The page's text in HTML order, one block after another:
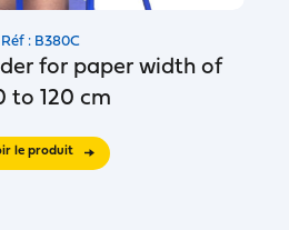
Réf : B380C
for paper width of
to 120 cm
le produit